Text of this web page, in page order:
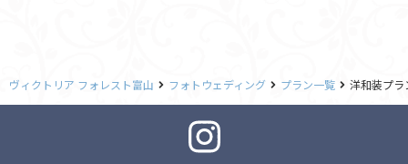
ヴィクトリア フォレスト富山 フォトウェディング プラン一覧 洋和装プラ